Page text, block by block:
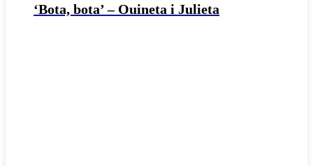
‘Bota, bota’ – Ouineta i Julieta